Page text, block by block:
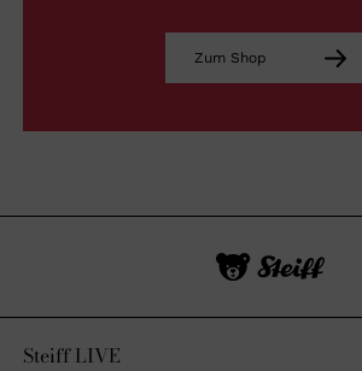
Zum Shop
Steiff LIVE